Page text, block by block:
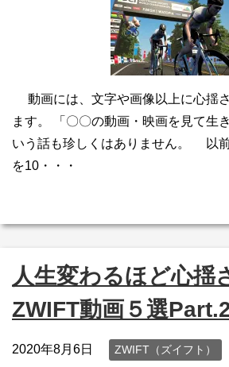
動画には、文字や画像以上に心揺
ます。 「〇〇の動画・映画を見て生
いう話も珍しくはありません。 以
を10・・・
人生変わるほど心揺
ZWIFT動画５選
2020年8月6日 ZWIFT（ズイフト）